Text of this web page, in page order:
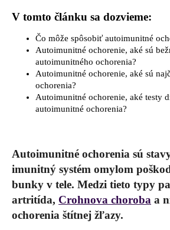
V tomto článku sa dozvieme:
Čo môže spôsobiť autoimunitné
Autoimunitné ochorenie, aké sú
autoimunitného ochorenia?
Autoimunitné ochorenie, aké sú
ochorenia?
Autoimunitné ochorenie, aké testy
autoimunitné ochorenia?
Autoimunitné ochorenia sú
imunitný systém omylom
bunky v tele. Medzi tieto typy
artritída, Crohnova choroba a
ochorenia štítnej žľazy.
e
n
HĽADAŤ
O